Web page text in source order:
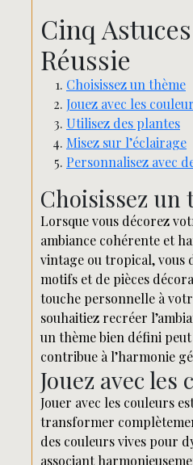
Cinq
Réussie
Choisissez un thème
Jouez avec les
Utilisez des plantes
Misez sur l’éclairage
Personnalisez avec
Choisissez un
Lorsque vous décorez
ambiance cohérente et
vintage ou tropical, vous
motifs et de pièces
touche personnelle à
souhaitiez recréer
un thème bien défini
contribue à l’harmonie
Jouez avec les
Jouer avec les couleurs
transformer
des couleurs vives pour
associant